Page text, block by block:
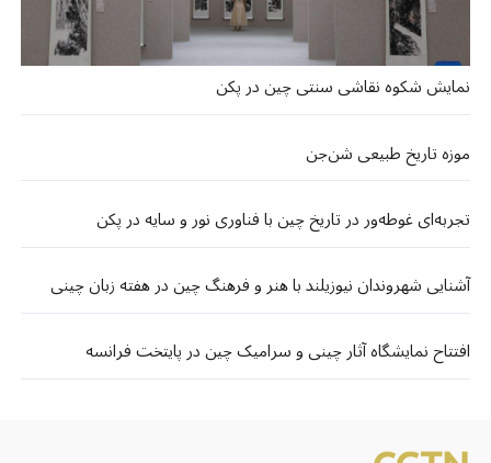
نمایش شکوه نقاشی سنتی چین در پکن
موزه تاریخ طبیعی شن‌جن
تجربه‌ای غوطه‌ور در تاریخ چین با فناوری نور و سایه در پکن
آشنایی شهروندان نیوزیلند با هنر و فرهنگ چین در هفته زبان چینی
افتتاح نمایشگاه آثار چینی و سرامیک چین در پایتخت فرانسه